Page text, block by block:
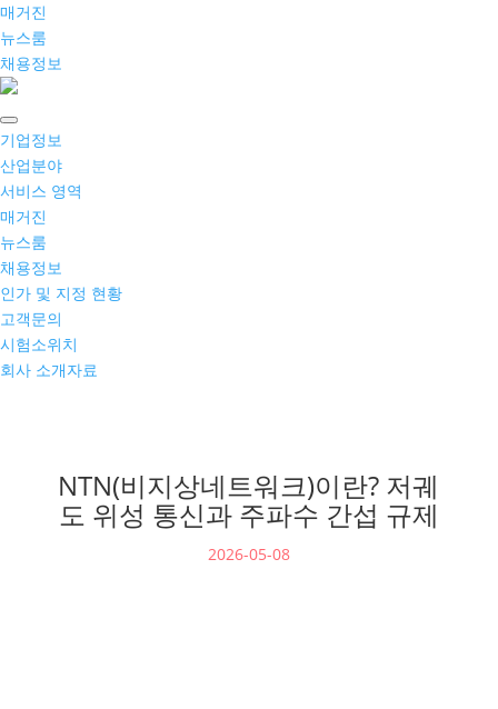
매거진
뉴스룸
채용정보
기업정보
산업분야
서비스 영역
매거진
뉴스룸
채용정보
인가 및 지정 현황
고객문의
시험소위치
회사 소개자료
NTN(비지상네트워크)이란? 저궤
도 위성 통신과 주파수 간섭 규제
2026-05-08